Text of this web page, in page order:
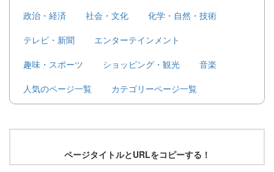
政治・経済
社会・文化
化学・自然・技術
テレビ・新聞
エンターテインメント
趣味・スポーツ
ショッピング・観光
音楽
人気のページ一覧
カテゴリーページ一覧
ページタイトルとURLをコピーする！